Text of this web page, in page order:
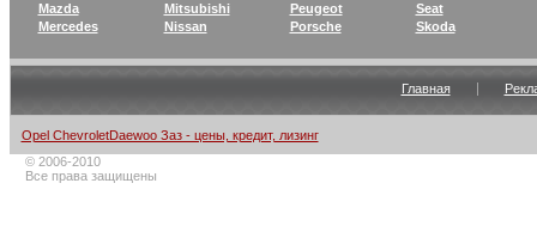
Mazda
Mercedes
Mitsubishi
Nissan
Peugeot
Porsche
Seat
Skoda
Главная
Opel ChevroletDaewoo Заз - цены, кредит, лизинг
© 2006-2010
Все права защищены